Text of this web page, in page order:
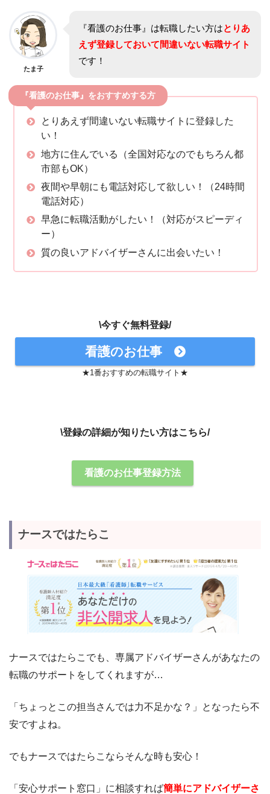
たま子
『看護のお仕事』は転職したい方はとりあ
えず登録しておいて間違いない転職サイト
です！
『看護のお仕事』をおすすめする方
とりあえず間違いない転職サイトに登録した
い！
地方に住んでいる（全国対応なのでもちろん都
市部もOK）
夜間や早朝にも電話対応して欲しい！（24時間
電話対応）
早急に転職活動がしたい！（対応がスピーディ
ー）
質の良いアドバイザーさんに出会いたい！
\今すぐ無料登録/
看護のお仕事
★1番おすすめの転職サイト★
\登録の詳細が知りたい方はこちら/
看護のお仕事登録方法
ナースではたらこ
ナースではたらこでも、専属アドバイザーさんがあなたの
転職のサポートをしてくれますが…
「ちょっとこの担当さんでは力不足かな？」となったら不
安ですよね。
でもナースではたらこならそんな時も安心！
「安心サポート窓口」に相談すれば簡単にアドバイザーさ